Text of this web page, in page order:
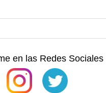
en las Redes Sociales